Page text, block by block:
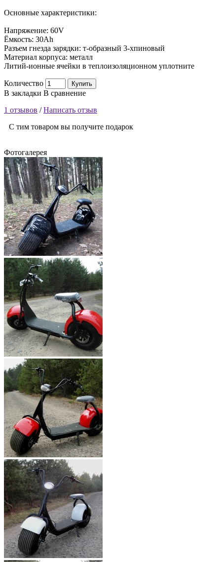
Основные характеристики:
Напряжение: 60V
Ёмкость: 30Ah
Разъем гнезда зарядки: т-образный 3-хпиновый
Материал корпуса: металл
Литий-ионные ячейки в теплоизоляционном уплотните
Количество Купить
В закладки В сравнение
1 отзывов /Написать отзыв
С тим товаром вы получите подарок
Фотогалерея